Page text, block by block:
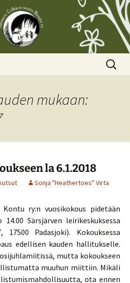
Haku:
mukaan:
la 6.1.2018
Sonja "Heathertoes" Virta
Kontu ry:n vuosikokous pidetään
Särsjärven leirikeskuksessa
17500 Padasjoki). Kokouksessa
edellisen kauden hallitukselle.
mutta kokoukseen
muuhun miittiin. Mikäli
ota ennen